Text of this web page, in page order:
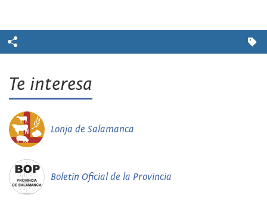
Te interesa
Lonja de Salamanca
Boletín Oficial de la Provincia